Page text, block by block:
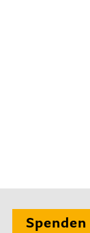
Spenden